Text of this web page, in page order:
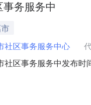
务服务中
社区事务服务中心
区事务服务中发布
(投标文件递交截止时